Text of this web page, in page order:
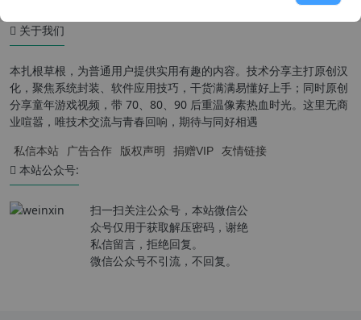
关于我们
本扎根草根，为普通用户提供实用有趣的内容。技术分享主打原创汉
化，聚焦系统封装、软件应用技巧，干货满满易懂好上手；同时原创
分享童年游戏视频，带 70、80、90 后重温像素热血时光。这里无商
业喧嚣，唯技术交流与青春回响，期待与同好相遇
私信本站 广告合作 版权声明 捐赠VIP 友情链接
本站公众号:
扫一扫关注公众号，本站微信公
众号仅用于获取解压密码，谢绝
私信留言，拒绝回复。
微信公众号不引流，不回复。